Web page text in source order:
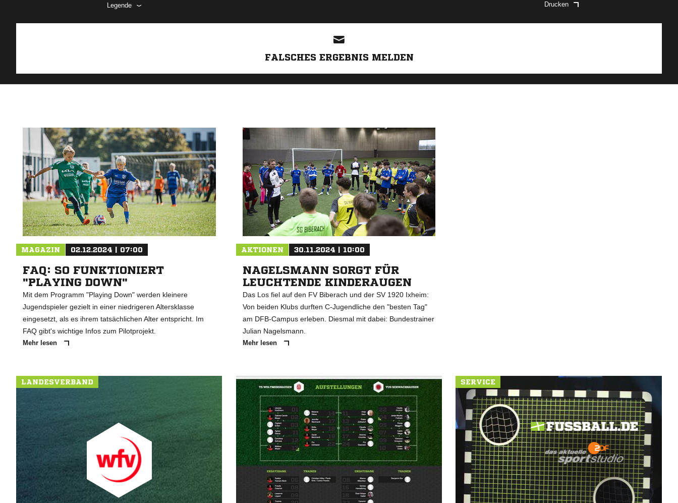
Legende Drucken
FALSCHES ERGEBNIS MELDEN
MAGAZIN 02.12.2024 | 07:00
FAQ: SO FUNKTIONIERT
"PLAYING DOWN"
Mit dem Programm "Playing Down" werden kleinere
Jugendspieler gezielt in einer niedrigeren Altersklasse
eingesetzt, als es ihrem tatsächlichen Alter entspricht. Im
FAQ gibt's wichtige Infos zum Pilotprojekt.
Mehr lesen
AKTIONEN 30.11.2024 | 10:00
NAGELSMANN SORGT FÜR
LEUCHTENDE KINDERAUGEN
Das Los fiel auf den FV Biberach und der SV 1920 Ixheim:
Von beiden Klubs durften C-Jugendliche den "besten Tag"
am DFB-Campus erleben. Diesmal mit dabei: Bundestrainer
Julian Nagelsmann.
Mehr lesen
LANDESVERBAND SERVICE